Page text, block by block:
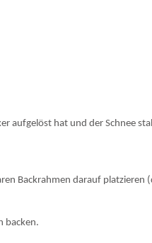
aufgelöst hat und der Schnee
Backrahmen darauf platzieren
backen.